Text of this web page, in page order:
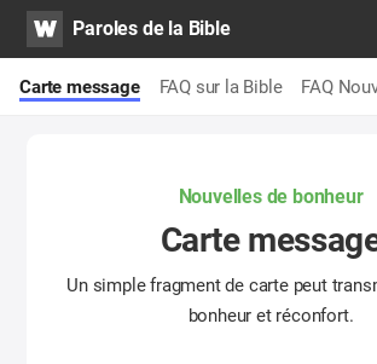
WATVParoles de la Bible
Carte message FAQ sur la Bible FAQ
Nouvelles de bonheur
Carte
Un simple fragment de carte peut
bonheur et réconfort.